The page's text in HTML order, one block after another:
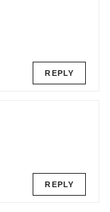
REPLY
REPLY